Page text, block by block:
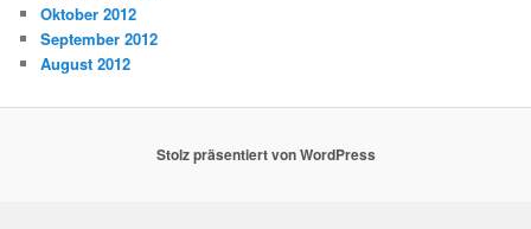
Oktober 2012
September 2012
August 2012
Stolz präsentiert von WordPress